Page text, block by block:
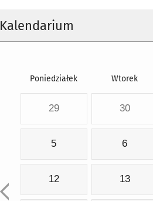
Kalendarium
Poniedziałek Wtorek
29 30
5 6
12 13